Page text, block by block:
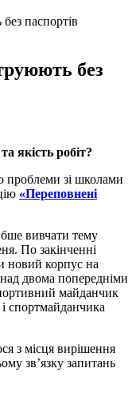
паспортів
без
якість робіт?
проблеми зі школами
«Переповнені
вивчати тему
По закінченні
новий корпус на
двома попередніми
майданчик
спортмайданчика
з місця вирішення
зв’язку запитань